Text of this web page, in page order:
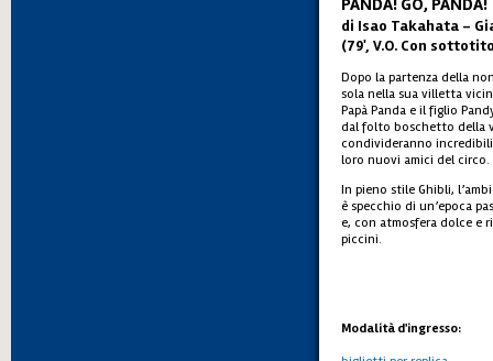
PANDA! GO, PANDA!
di Isao Takahata –
(79', V.O. Con
Dopo la partenza della
sola nella sua villetta
Papà Panda e il figlio
dal folto boschetto della
condivideranno
loro nuovi amici del circo.
In pieno stile Ghibli,
è specchio di un’epoca
e, con atmosfera dolce e
piccini.
Modalità d'ingresso: